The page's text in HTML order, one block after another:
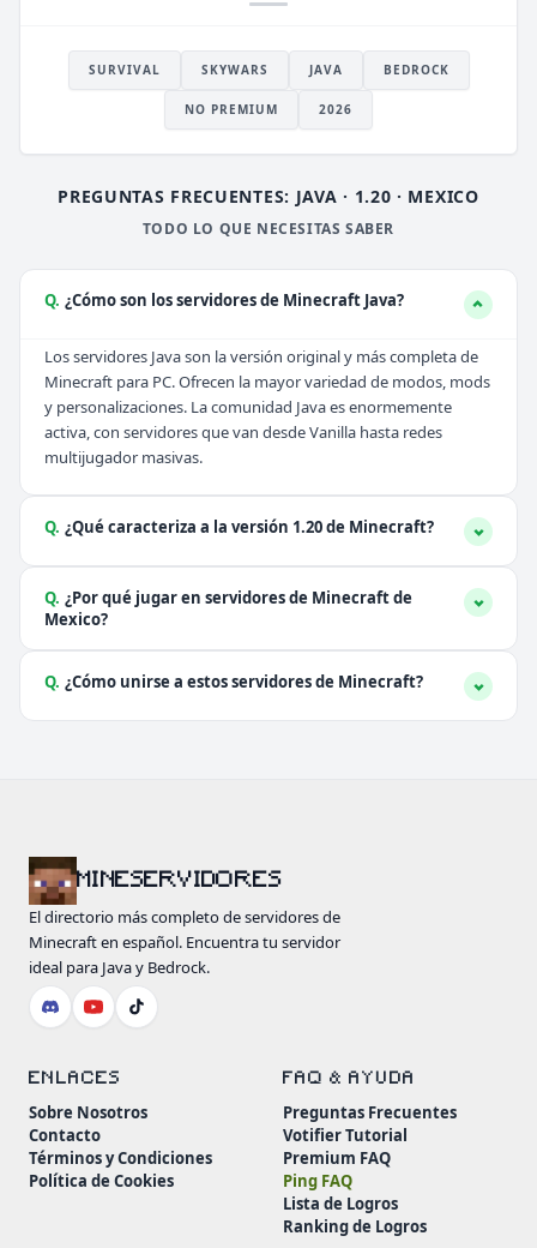
SURVIVAL SKYWARS JAVA BEDROCK
NO PREMIUM 2026
PREGUNTAS FRECUENTES: JAVA · 1.20 · MEXICO
TODO LO QUE NECESITAS SABER
Q. ¿Cómo son los servidores de Minecraft Java?
Los servidores Java son la versión original y más completa de
Minecraft para PC. Ofrecen la mayor variedad de modos, mods
y personalizaciones. La comunidad Java es enormemente
activa, con servidores que van desde Vanilla hasta redes
multijugador masivas.
Q. ¿Qué caracteriza a la versión 1.20 de Minecraft?
Q. ¿Por qué jugar en servidores de Minecraft de
Mexico?
Q. ¿Cómo unirse a estos servidores de Minecraft?
MINESERVIDORES
El directorio más completo de servidores de
Minecraft en español. Encuentra tu servidor
ideal para Java y Bedrock.
ENLACES
Sobre Nosotros
Contacto
Términos y Condiciones
Política de Cookies
FAQ & AYUDA
Preguntas Frecuentes
Votifier Tutorial
Premium FAQ
Ping FAQ
Lista de Logros
Ranking de Logros